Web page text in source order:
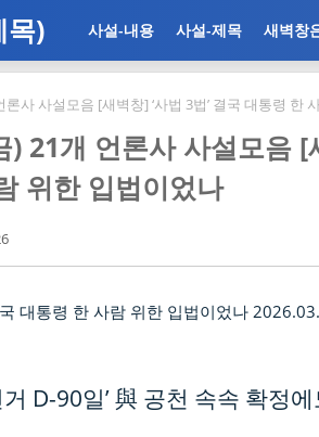
목) 사설-내용 사설-제목 새벽창
론사 사설모음 [새벽창] ‘사법 3법’ 결국 대통령 한
21개 언론사 사설모음 [
위한 입법이었나
거 D-90일’ 與 공천 속속 확정